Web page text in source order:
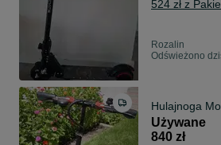
524 zł z
Rozalin
Odświeżono
Hulajnoga
Używane
840 zł